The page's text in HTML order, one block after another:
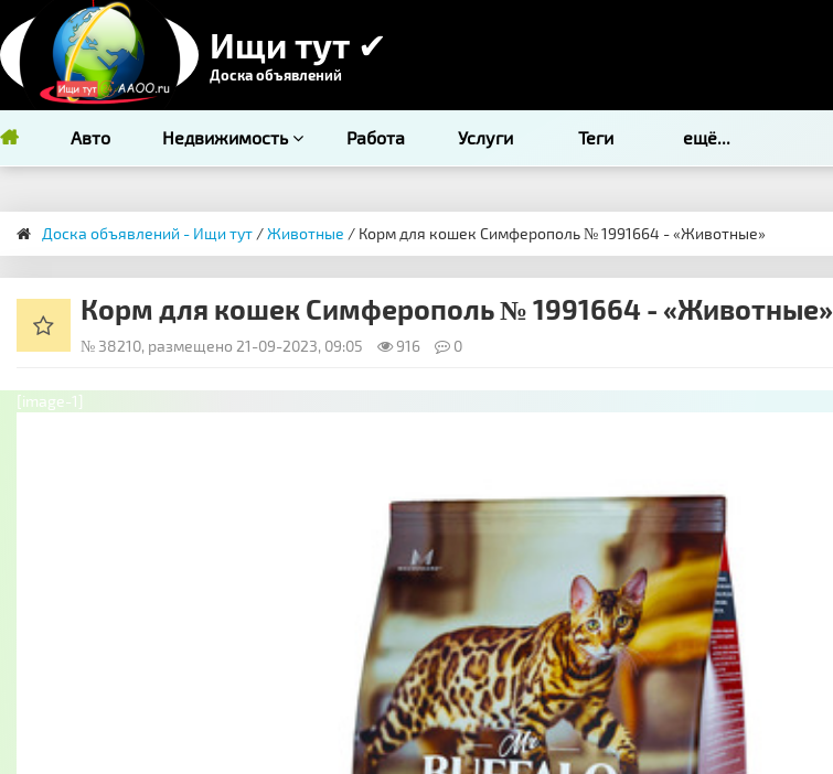
Ищи тут ✔
Доска объявлений
Авто Недвижимость Работа Услуги Теги ещё...
Доска объявлений - Ищи тут /Животные / Корм для кошек Симферополь № 1991664 - «Животные»
Корм для кошек Симферополь № 1991664 - «Животные»
№ 38210, размещено 21-09-2023, 09:05 916 0
[image-1]